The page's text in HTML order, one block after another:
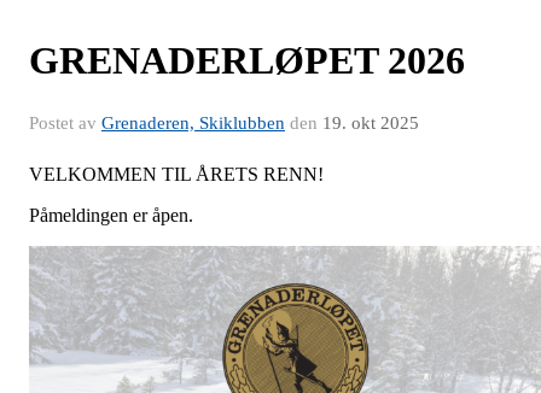
GRENADERLØPET 2026
Postet av Grenaderen, Skiklubben den 19. okt 2025
VELKOMMEN TIL ÅRETS RENN!
Påmeldingen er åpen.